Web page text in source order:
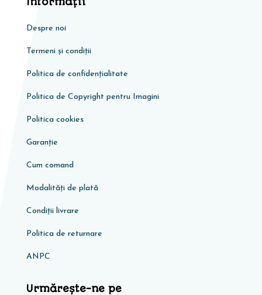
Despre noi
Termeni și condiții
Politica de confidențialitate
Politica de Copyright pentru Imagini
Politica cookies
Garanţie
Cum comand
Modalități de plată
Condiţii livrare
Politica de returnare
ANPC
Urmărește-ne pe